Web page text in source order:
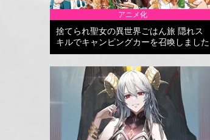
アニメ化
捨てられ聖女の異世界ごはん旅 隠れス
キルでキャンピングカーを召喚しました